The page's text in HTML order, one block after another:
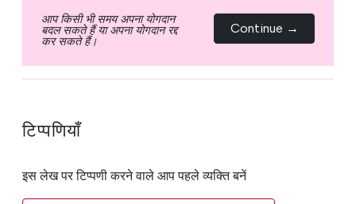
आप किसी भी समय अपना योगदान
बदल सकते हैं या अपना योगदान रद्द
कर सकते हैं।
Continue →
टिप्पणियाँ
इस लेख पर टिप्पणी करने वाले आप पहले व्यक्ति बनें